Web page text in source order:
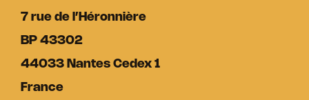
7 rue de l’Héronnière
BP 43302
44033 Nantes Cedex 1
France